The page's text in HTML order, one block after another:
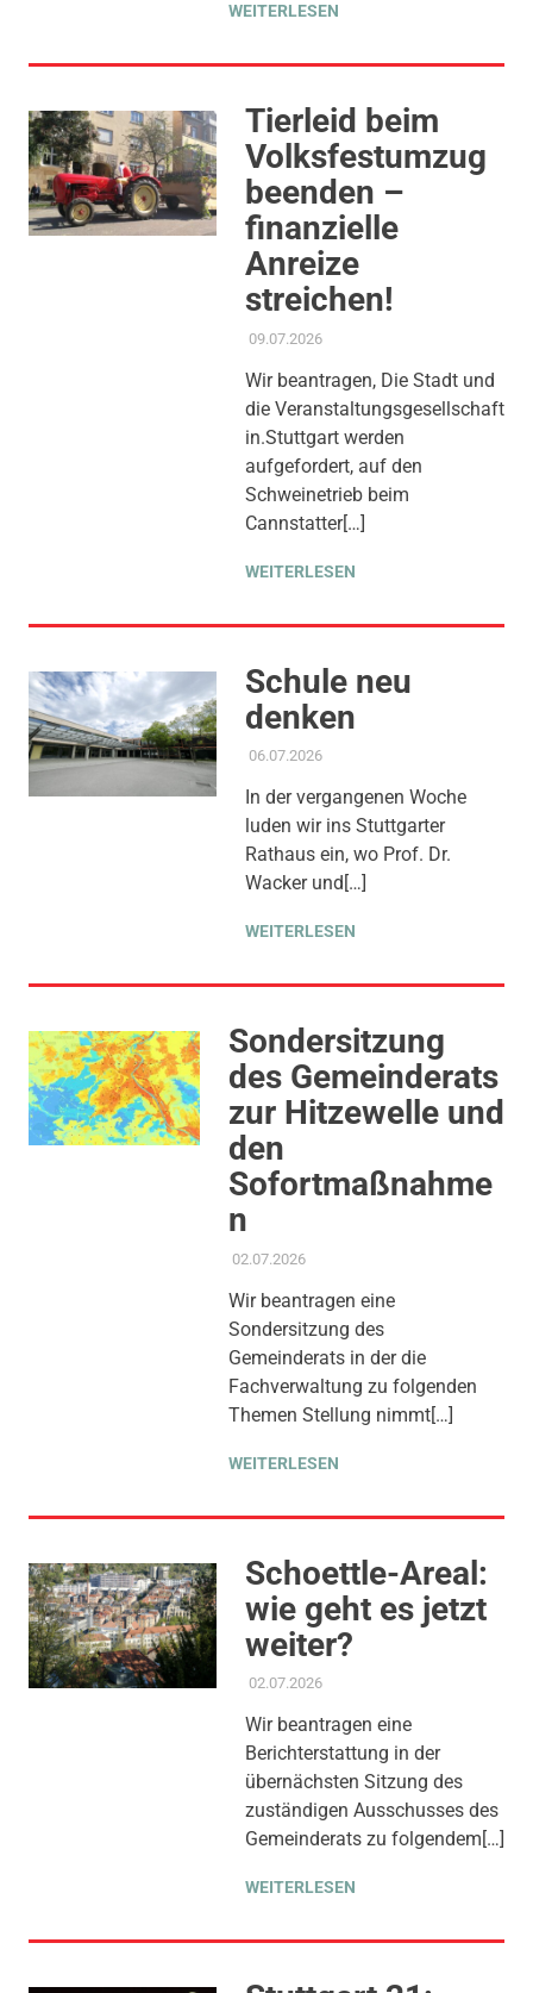
WEITERLESEN
Tierleid beim
Volksfestumzug
beenden –
finanzielle
Anreize
streichen!
09.07.2026ADMIN
AKTUELLES
THEMEN,TIERSCHUTZ
Wir beantragen, Die Stadt und
die Veranstaltungsgesellschaft
in.Stuttgart werden
aufgefordert, auf den
Schweinetrieb beim
Cannstatter[…]
WEITERLESEN
Schule neu
denken
06.07.2026ADMIN
AKTUELLES
BILDUNG,THEMEN
In der vergangenen Woche
luden wir ins Stuttgarter
Rathaus ein, wo Prof. Dr.
Wacker und[…]
WEITERLESEN
Sondersitzung
des Gemeinderats
zur Hitzewelle und
den
Sofortmaßnahme
n
02.07.2026ADMIN
AKTUELLES
GESUNDHEIT UND PFLEGE
SOZIALE SICHERUNG &
TEILHABE
,
UMWELT, KLIMA &
Wir beantragen eine
Sondersitzung des
Gemeinderats in der die
Fachverwaltung zu folgenden
Themen Stellung nimmt[…]
WEITERLESEN
Schoettle-Areal:
wie geht es jetzt
weiter?
02.07.2026ADMIN
AKTUELLES
SOZIALE SICHERUNG &
TEILHABE
STADTENTWICKLUNG
WOHNEN
Wir beantragen eine
Berichterstattung in der
übernächsten Sitzung des
zuständigen Ausschusses des
Gemeinderats zu folgendem[…]
WEITERLESEN